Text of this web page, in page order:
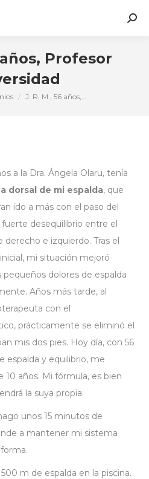
Profesor
J. R. M., 56 años,…
a la Dra. Ángela Olaru, tenía
dorsal de mi espalda, que
ido a más con el paso del
desequilibrio entre el
e izquierdo. Tras el
mi situación mejoró
dolores de espalda
Años más tarde, al
con el
prácticamente se eliminó el
mis dos pies. Hoy día, con 56
espalda y equilibrio, me
años. Mi fórmula, es bien
la suya propia:
unos 15 minutos de
a mantener mi sistema
m de espalda en la piscina.